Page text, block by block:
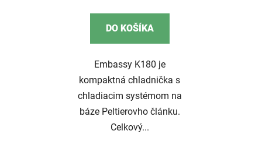
DO KOŠÍKA
Embassy K180 je
kompaktná chladnička s
chladiacim systémom na
báze Peltierovho článku.
Celkový...